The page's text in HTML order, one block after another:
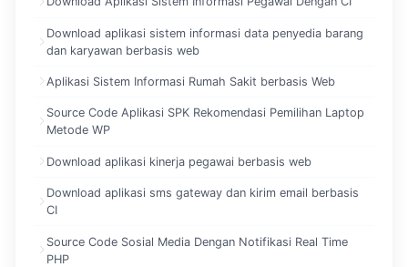
Download aplikasi sistem informasi data penyedia barang
dan karyawan berbasis web
Aplikasi Sistem Informasi Rumah Sakit berbasis Web
Source Code Aplikasi SPK Rekomendasi Pemilihan Laptop
Metode WP
Download aplikasi kinerja pegawai berbasis web
Download aplikasi sms gateway dan kirim email berbasis
CI
Source Code Sosial Media Dengan Notifikasi Real Time
PHP